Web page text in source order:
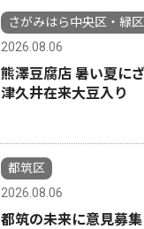
さがみはら中央区・緑区
2026.08.06
熊澤豆腐店 暑い夏に
津久井在来大豆入り
都筑区
2026.08.06
都筑の未来に意見募